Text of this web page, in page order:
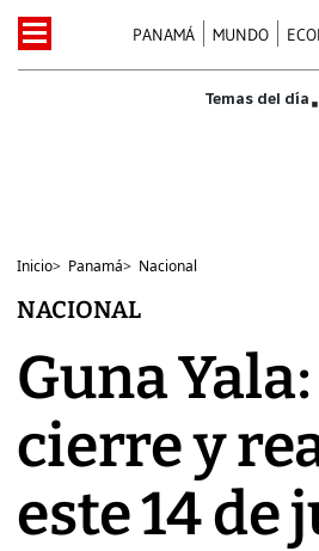
PANAMÁ MUNDO
Inicio> Panamá> Nacional
NACIONAL
Guna
cierre y
este 14 de